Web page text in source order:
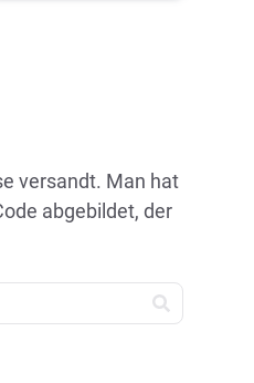
versandt. Man hat
abgebildet, der